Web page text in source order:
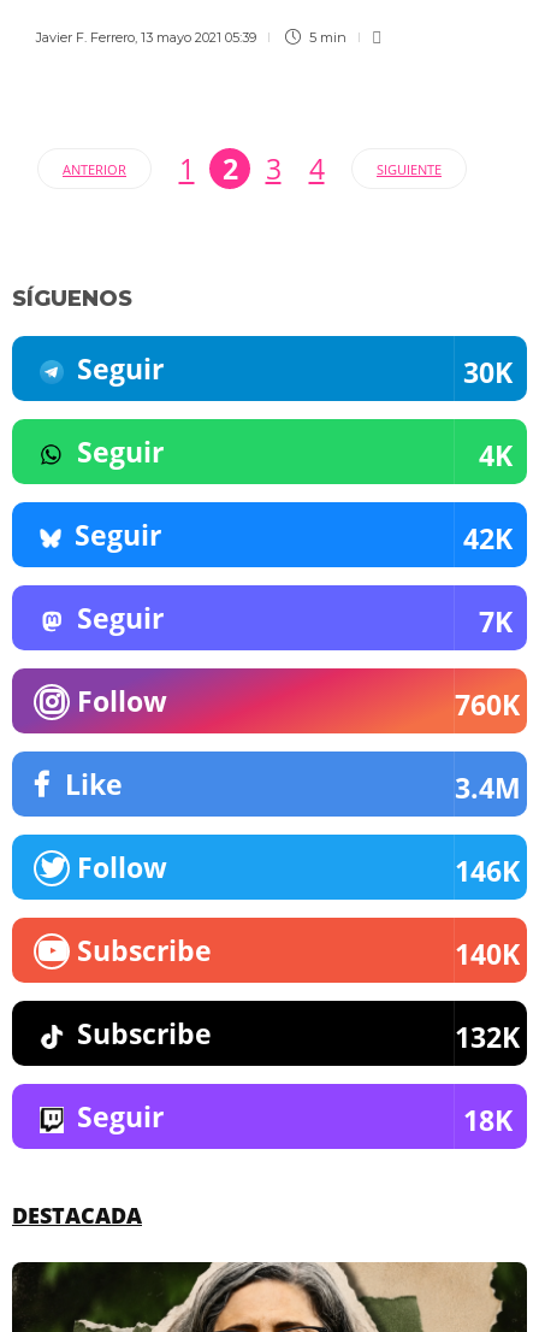
Javier F. Ferrero, 13 mayo 2021 05:39 5 min
ANTERIOR 1 2 3 4 SIGUIENTE
SÍGUENOS
Seguir 30K
Seguir 4K
Seguir 42K
Seguir 7K
Follow 760K
Like 3.4M
Follow 146K
Subscribe 140K
Subscribe 132K
Seguir 18K
DESTACADA